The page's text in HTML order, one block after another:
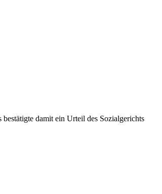
damit ein Urteil des Sozialgerichts